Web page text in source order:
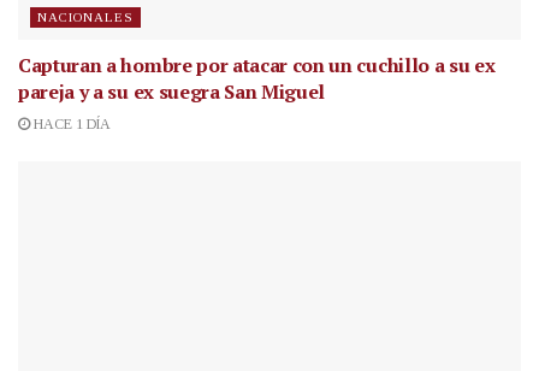
NACIONALES
Capturan a hombre por atacar con un cuchillo a su ex
pareja y a su ex suegra San Miguel
HACE 1 DÍA